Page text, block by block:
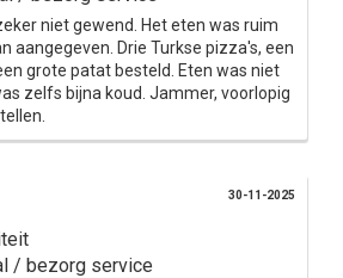
niet gewend. Het eten was ruim
aangegeven. Drie Turkse pizza's, een
grote patat besteld. Eten was niet
zelfs bijna koud. Jammer, voorlopig
/ bezorg service
30-11-2025